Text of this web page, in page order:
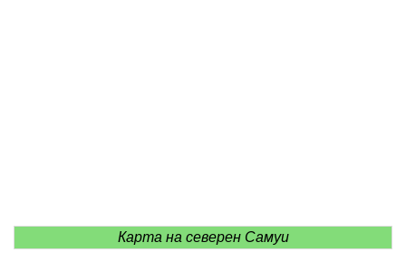
Карта на северен Самуи